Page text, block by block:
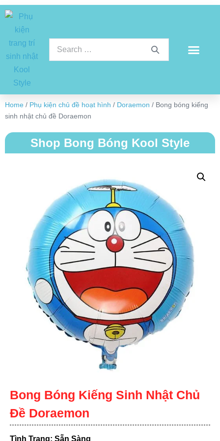
Home / Phụ kiện chủ đề hoạt hình / Doraemon / Bong bóng kiếng
sinh nhật chủ đề Doraemon
Shop Bong Bóng Kool Style
Bong Bóng Kiếng Sinh Nhật Chủ
Đề Doraemon
Tình Trạng: Sẵn Sàng